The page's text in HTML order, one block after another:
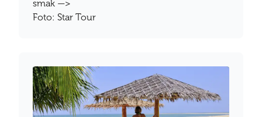
smak —>
Foto: Star Tour